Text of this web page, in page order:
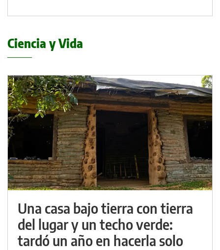
Ciencia y Vida
Una casa bajo tierra con tierra
del lugar y un techo verde:
tardó un año en hacerla solo